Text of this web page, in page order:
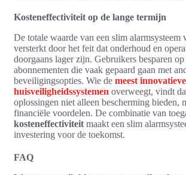
Kosteneffectiviteit op de lange termijn
De totale waarde van een slim alarmsysteem
versterkt door het feit dat onderhoud en
doorgaans lager zijn. Gebruikers besparen
abonnementen die vaak gepaard gaan met
beveiligingsopties. Wie de meest innovatieve
huisveiligheidssystemen overweegt, vindt
oplossingen niet alleen bescherming bieden,
financiële voordelen. De combinatie van
kosteneffectiviteit maakt een slim
investering voor de toekomst.
FAQ